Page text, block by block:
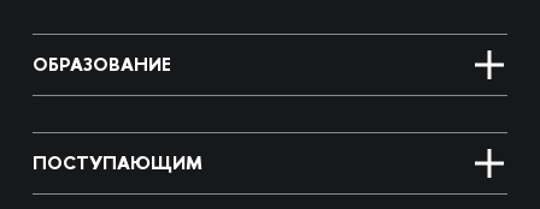
ОБРАЗОВАНИЕ
ПОСТУПАЮЩИМ